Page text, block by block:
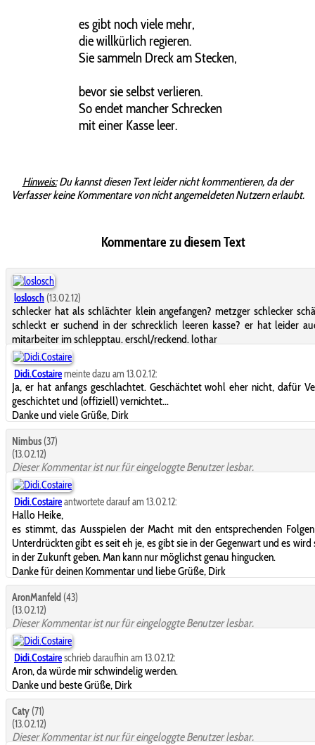
es gibt noch viele mehr,
die willkürlich regieren.
Sie sammeln Dreck am Stecken,
bevor sie selbst verlieren.
So endet mancher Schrecken
mit einer Kasse leer.
Hinweis:Du kannst diesen Text leider nicht kommentieren, da der
Verfasser keine Kommentare von nicht angemeldeten Nutzern erlaubt.
Kommentare zu diesem Text
loslosch (13.02.12)
schlecker hat als schlächter klein angefangen? metzger schlecker
schleckt er suchend in der schrecklich leeren kasse? er hat leider
mitarbeiter im schlepptau. erschl/reckend. lothar
Didi.Costairemeinte dazu am 13.02.12:
Ja, er hat anfangs geschlachtet. Geschächtet wohl eher nicht, dafür
geschichtet und (offiziell) vernichtet...
Danke und viele Grüße, Dirk
Nimbus (37)
(13.02.12)
Dieser Kommentar ist nur für eingeloggte Benutzer lesbar.
Didi.Costaireantwortete darauf am 13.02.12:
Hallo Heike,
es stimmt, das Ausspielen der Macht mit den entsprechenden
Unterdrückten gibt es seit eh je, es gibt sie in der Gegenwart und es wird
in der Zukunft geben. Man kann nur möglichst genau hingucken.
Danke für deinen Kommentar und liebe Grüße, Dirk
AronManfeld (43)
(13.02.12)
Dieser Kommentar ist nur für eingeloggte Benutzer lesbar.
Didi.Costaireschrieb daraufhin am 13.02.12:
Aron, da würde mir schwindelig werden.
Danke und beste Grüße, Dirk
Caty (71)
(13.02.12)
Dieser Kommentar ist nur für eingeloggte Benutzer lesbar.